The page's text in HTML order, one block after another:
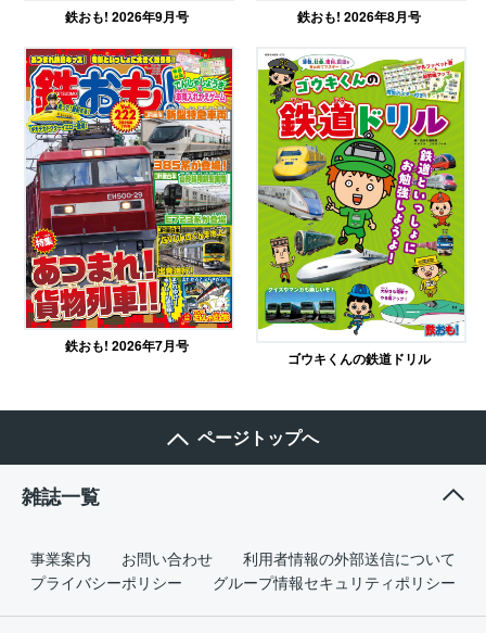
鉄おも! 2026年9月号 鉄おも! 2026年8月号
鉄おも! 2026年7月号
ゴウキくんの鉄道ドリル
ページトップへ
雑誌一覧
事業案内 お問い合わせ
利用者情報の外部送信について
プライバシーポリシー
グループ情報セキュリティポリシー